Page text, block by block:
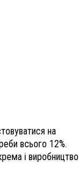
на
всього 12%.
і виробництво